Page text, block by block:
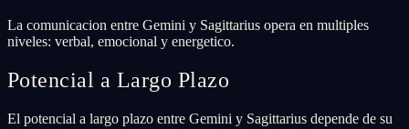
La comunicacion entre Gemini y Sagittarius opera en multiples
niveles: verbal, emocional y energetico.
Potencial a Largo Plazo
El potencial a largo plazo entre Gemini y Sagittarius depende de su